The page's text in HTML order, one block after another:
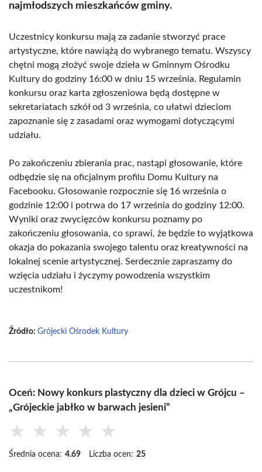
najmłodszych mieszkańców gminy.
Uczestnicy konkursu mają za zadanie stworzyć prace
artystyczne, które nawiążą do wybranego tematu. Wszyscy
chętni mogą złożyć swoje dzieła w Gminnym Ośrodku
Kultury do godziny 16:00 w dniu 15 września. Regulamin
konkursu oraz karta zgłoszeniowa będą dostępne w
sekretariatach szkół od 3 września, co ułatwi dzieciom
zapoznanie się z zasadami oraz wymogami dotyczącymi
udziału.
Po zakończeniu zbierania prac, nastąpi głosowanie, które
odbędzie się na oficjalnym profilu Domu Kultury na
Facebooku. Głosowanie rozpocznie się 16 września o
godzinie 12:00 i potrwa do 17 września do godziny 12:00.
Wyniki oraz zwycięzców konkursu poznamy po
zakończeniu głosowania, co sprawi, że będzie to wyjątkowa
okazja do pokazania swojego talentu oraz kreatywności na
lokalnej scenie artystycznej. Serdecznie zapraszamy do
wzięcia udziału i życzymy powodzenia wszystkim
uczestnikom!
Źródło: Grójecki Ośrodek Kultury
Oceń: Nowy konkurs plastyczny dla dzieci w Grójcu –
„Grójeckie jabłko w barwach jesieni”
★ ★ ★ ★ ★
Średnia ocena: 4.69 Liczba ocen: 25